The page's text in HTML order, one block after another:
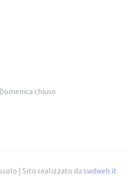
chiuso
| Sito realizzato daswdweb.it